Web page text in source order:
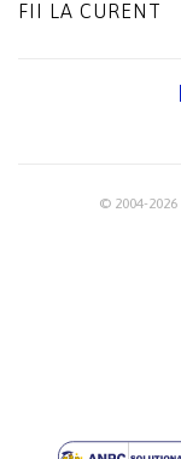
FII LA CURENT
© 2004-2026